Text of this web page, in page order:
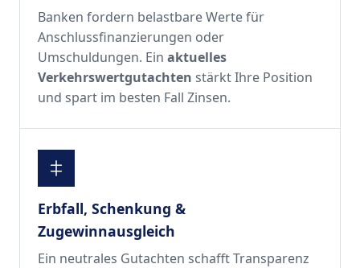
Banken fordern belastbare Werte für
Anschlussfinanzierungen oder
Umschuldungen. Einaktuelles
Verkehrswertgutachten stärkt Ihre Position
und spart im besten Fall Zinsen.
Erbfall, Schenkung &
Zugewinnausgleich
Ein neutrales Gutachten schafft Transparenz